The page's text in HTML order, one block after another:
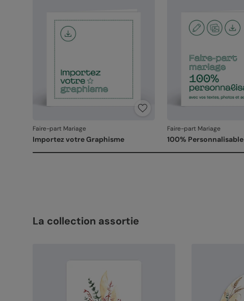
Faire-part Mariage
Importez votre Graphisme
Faire-part Mariage
100% Personnalisable
La collection assortie